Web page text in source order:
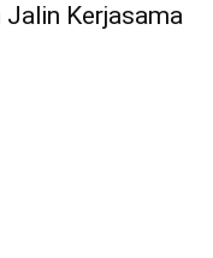
Kerjasama